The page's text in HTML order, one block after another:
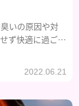
いの原因や対
ず快適に過ごし
2022.06.21